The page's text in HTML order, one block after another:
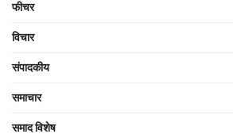
फीचर
विचार
संपादकीय
समाचार
समाद विशेष